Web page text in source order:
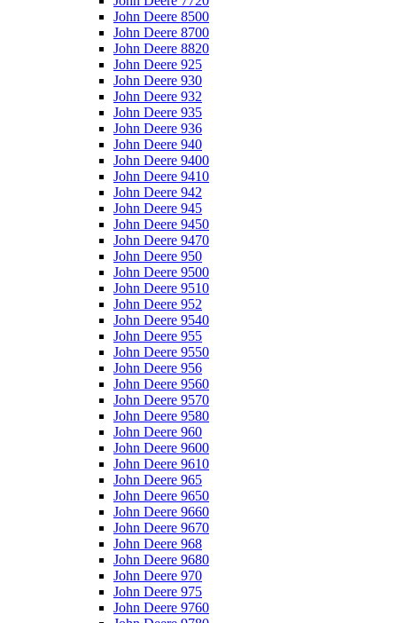
John Deere 8500
John Deere 8700
John Deere 8820
John Deere 925
John Deere 930
John Deere 932
John Deere 935
John Deere 936
John Deere 940
John Deere 9400
John Deere 9410
John Deere 942
John Deere 945
John Deere 9450
John Deere 9470
John Deere 950
John Deere 9500
John Deere 9510
John Deere 952
John Deere 9540
John Deere 955
John Deere 9550
John Deere 956
John Deere 9560
John Deere 9570
John Deere 9580
John Deere 960
John Deere 9600
John Deere 9610
John Deere 965
John Deere 9650
John Deere 9660
John Deere 9670
John Deere 968
John Deere 9680
John Deere 970
John Deere 975
John Deere 9760